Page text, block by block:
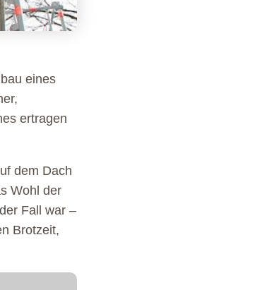
eines
ertragen
dem Dach
Wohl der
Fall war –
Brotzeit,